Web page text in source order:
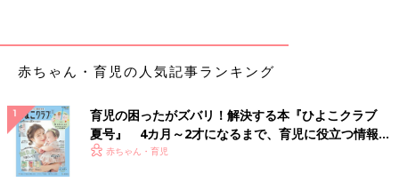
赤ちゃん・育児の人気記事ランキング
育児の困ったがズバリ！解決する本『ひよこクラブ
夏号』 4カ月～2才になるまで、育児に役立つ情報が
いっぱい！
赤ちゃん・育児